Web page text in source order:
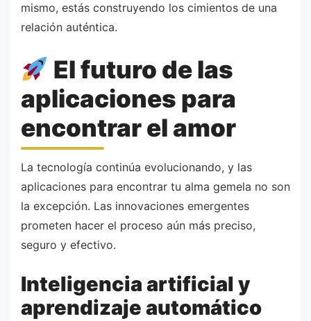
mismo, estás construyendo los cimientos de una
relación auténtica.
El futuro de las
aplicaciones para
encontrar el amor
La tecnología continúa evolucionando, y las
aplicaciones para encontrar tu alma gemela no son
la excepción. Las innovaciones emergentes
prometen hacer el proceso aún más preciso,
seguro y efectivo.
Inteligencia artificial y
aprendizaje automático